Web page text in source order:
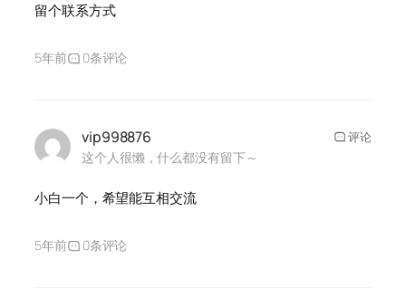
留个联系方式
5年前 0条评论
vip998876
这个人很懒，什么都没有留下～
评论
小白一个，希望能互相交流
5年前 0条评论